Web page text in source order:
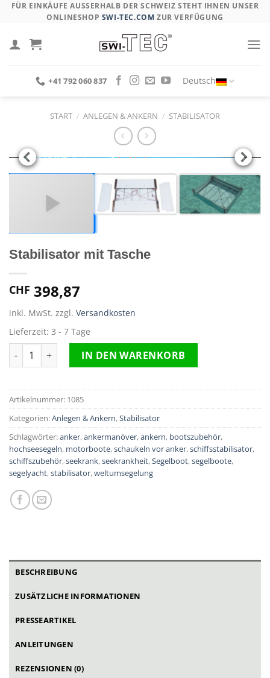
Skip
content
FÜR EINKÄUFE AUSSERHALB DER SCHWEIZ STEHT IHNEN UNSER O
NLINESHOP SWI-TEC.COM ZUR VERFÜGUNG
+41 792 060 837 Deutsch
START / ANLEGEN & ANKERN / STABILISATOR
Stabilisator mit Tasche
CHF 398,87
inkl. MwSt. zzgl. Versandkosten
Lieferzeit: 3 - 7 Tage
Stabilisator mit Tasche MengeIN DEN WARENKORB
Artikelnummer: 1085
Kategorien:Anlegen & Ankern,Stabilisator
Schlagwörter:anker,ankermanöver,ankern, bootszubehör,
hochseesegeln, motorboote,schaukeln vor anker,schiffsstabilisator,
schiffszubehör,seekrank,seekrankheit,Segelboot,segelboote,
segelyacht,stabilisator,weltumsegelung
BESCHREIBUNG
ZUSÄTZLICHE INFORMATIONEN
PRESSEARTIKEL
ANLEITUNGEN
REZENSIONEN (0)